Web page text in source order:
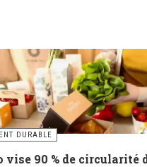
DURABLE
vise 90 % de circularité